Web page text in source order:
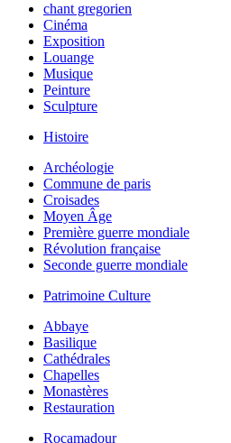
chant gregorien
Cinéma
Exposition
Louange
Musique
Peinture
Sculpture
Histoire
Archéologie
Commune de paris
Croisades
Moyen Âge
Première guerre mondiale
Révolution française
Seconde guerre mondiale
Patrimoine Culture
Abbaye
Basilique
Cathédrales
Chapelles
Monastères
Restauration
Rocamadour